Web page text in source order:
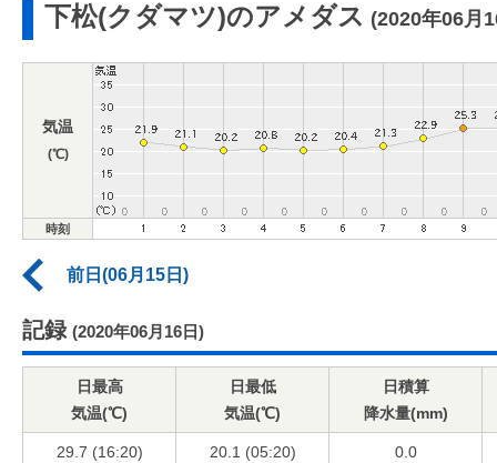
下松(クダマツ)のアメダス (2020年06月
気温
(℃)
時刻
前日(06月15日)
記録 (2020年06月16日)
日最高
気温(℃)
日最低
気温(℃)
日積算
降水量(mm)
29.7 (16:20) 20.1 (05:20) 0.0